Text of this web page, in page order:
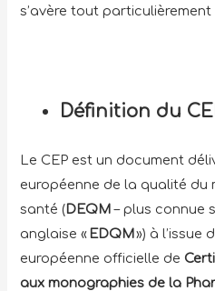
s’avère tout particulièrement
Définition du
Le CEP est un document
européenne de la qualité du
santé (DEQM– plus connue
anglaise «EDQM») à l’issue
européenne officielle de
auxmonographies de la